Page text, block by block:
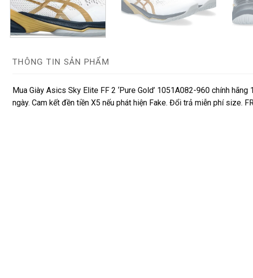
THÔNG TIN SẢN PHẨM
Mua Giày Asics Sky Elite FF 2 ‘Pure Gold’ 1051A082-960 chính
ngày. Cam kết đền tiền X5 nếu phát hiện Fake. Đổi trả miễn phí size.